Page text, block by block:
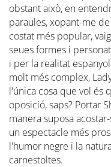
obstant això, en
paraules, xopant-me
costat més popular,
seues formes i
i per la realitat
molt més complex,
l'única cosa que vol és
oposició, saps? Portar
manera suposa
un espectacle més
l'humor negre i la
carnestoltes.